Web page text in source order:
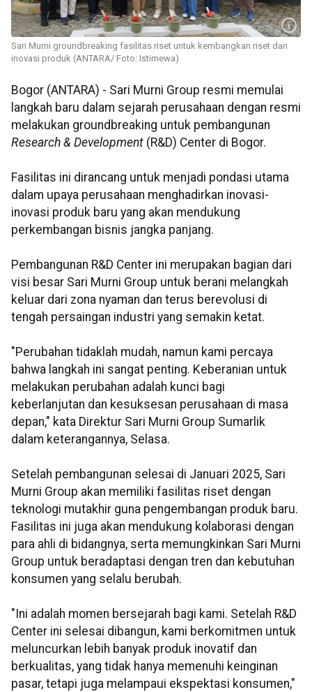
Sari Murni groundbreaking fasilitas riset untuk kembangkan riset dan
inovasi produk (ANTARA/ Foto: Istimewa)
Bogor (ANTARA) - Sari Murni Group resmi memulai
langkah baru dalam sejarah perusahaan dengan resmi
melakukan groundbreaking untuk pembangunan
Research & Development (R&D) Center di Bogor.
Fasilitas ini dirancang untuk menjadi pondasi utama
dalam upaya perusahaan menghadirkan inovasi-
inovasi produk baru yang akan mendukung
perkembangan bisnis jangka panjang.
Pembangunan R&D Center ini merupakan bagian dari
visi besar Sari Murni Group untuk berani melangkah
keluar dari zona nyaman dan terus berevolusi di
tengah persaingan industri yang semakin ketat.
"Perubahan tidaklah mudah, namun kami percaya
bahwa langkah ini sangat penting. Keberanian untuk
melakukan perubahan adalah kunci bagi
keberlanjutan dan kesuksesan perusahaan di masa
depan," kata Direktur Sari Murni Group Sumarlik
dalam keterangannya, Selasa.
Setelah pembangunan selesai di Januari 2025, Sari
Murni Group akan memiliki fasilitas riset dengan
teknologi mutakhir guna pengembangan produk baru.
Fasilitas ini juga akan mendukung kolaborasi dengan
para ahli di bidangnya, serta memungkinkan Sari Murni
Group untuk beradaptasi dengan tren dan kebutuhan
konsumen yang selalu berubah.
"Ini adalah momen bersejarah bagi kami. Setelah R&D
Center ini selesai dibangun, kami berkomitmen untuk
meluncurkan lebih banyak produk inovatif dan
berkualitas, yang tidak hanya memenuhi keinginan
pasar, tetapi juga melampaui ekspektasi konsumen,"